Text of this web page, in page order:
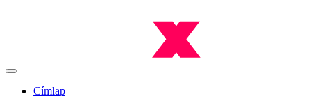
Címlap